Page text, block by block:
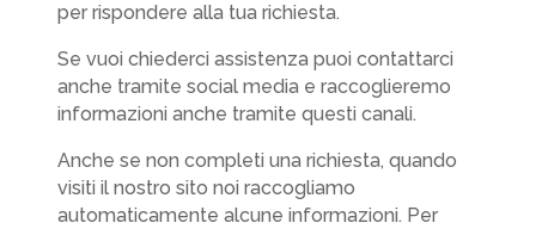
per rispondere alla tua richiesta.
Se vuoi chiederci assistenza puoi contattarci
anche tramite social media e raccoglieremo
informazioni anche tramite questi canali.
Anche se non completi una richiesta, quando
visiti il nostro sito noi raccogliamo
automaticamente alcune informazioni. Per